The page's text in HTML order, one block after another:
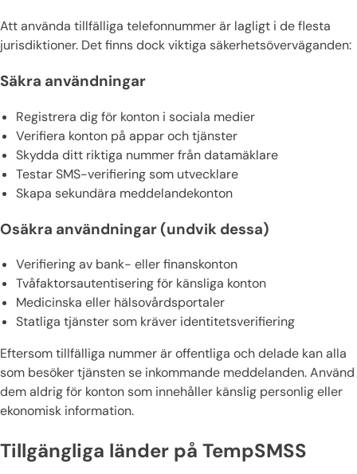
Att använda tillfälliga telefonnummer är lagligt i de flesta
jurisdiktioner. Det finns dock viktiga säkerhetsöverväganden:
Säkra användningar
Registrera dig för konton i sociala medier
Verifiera konton på appar och tjänster
Skydda ditt riktiga nummer från datamäklare
Testar SMS-verifiering som utvecklare
Skapa sekundära meddelandekonton
Osäkra användningar (undvik dessa)
Verifiering av bank- eller finanskonton
Tvåfaktorsautentisering för känsliga konton
Medicinska eller hälsovårdsportaler
Statliga tjänster som kräver identitetsverifiering
Eftersom tillfälliga nummer är offentliga och delade kan alla
som besöker tjänsten se inkommande meddelanden. Använd
dem aldrig för konton som innehåller känslig personlig eller
ekonomisk information.
Tillgängliga länder på TempSMSS